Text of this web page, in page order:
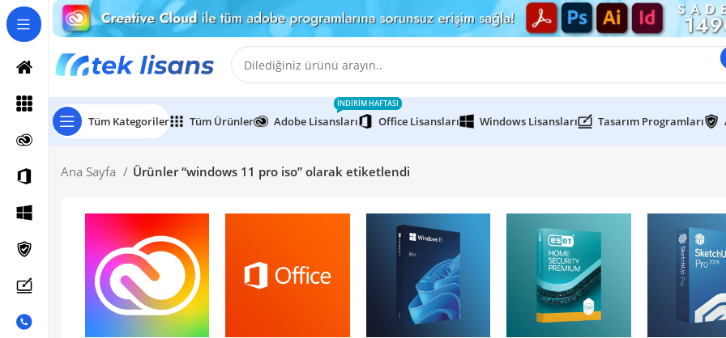
Tüm Kategoriler Tüm Ürünler Adobe Lisansları
İNDIRIM HAFTASI
Office Lisansları Windows Lisansları Tasarım Programları
Ana Sayfa Ürünler “windows 11 pro iso” olarak etiketlendi